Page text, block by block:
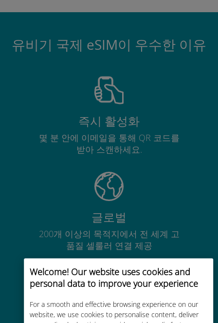
Welcome! Our website uses cookies and
personal data to improve your experience
For a smooth and effective browsing experience on our
website, we use cookies to personalise content, deliver
유비기 국제 eSIM이 우수한 이유
즉시 활성화
몇 분 안에 이메일을 통해 QR 코드를
받아 스캔하세요.
글로벌
200개 이상의 목적지에서 전 세계 고
품질 셀룰러 연결 제공
비용 효율적